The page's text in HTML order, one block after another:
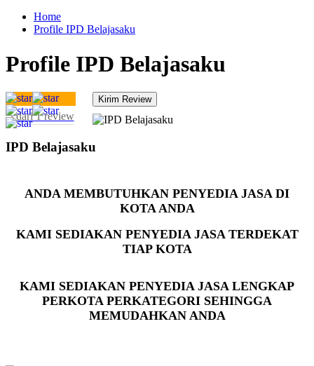
Home
Profile IPD Belajasaku
Profile IPD Belajasaku
5 dari 1 review
IPD Belajasaku
ANDA MEMBUTUHKAN PENYEDIA JASA DI
KOTA ANDA
KAMI SEDIAKAN PENYEDIA JASA TERDEKAT
TIAP KOTA
KAMI SEDIAKAN PENYEDIA JASA LENGKAP
PERKOTA PERKATEGORI SEHINGGA
MEMUDAHKAN ANDA